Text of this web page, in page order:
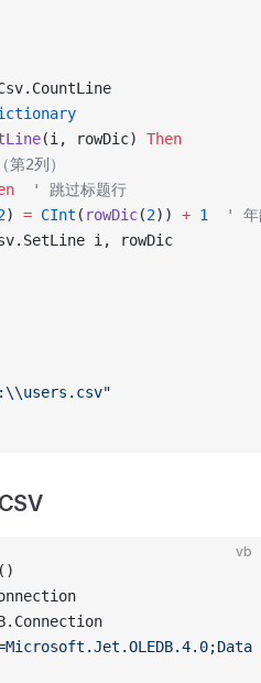
(i, rowDic) Then
2列）
  ' 跳过标题行
) = CInt ( rowDic(2)) + 1
' 年
i, rowDic
vb
()